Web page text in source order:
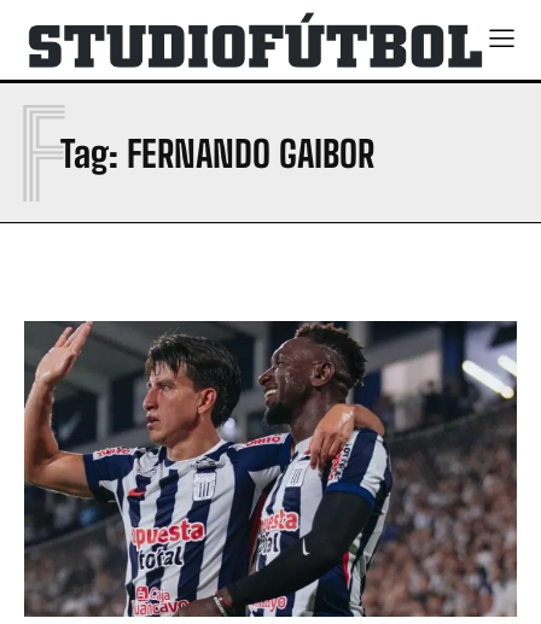
Tag: FERNANDO GAIBOR
F